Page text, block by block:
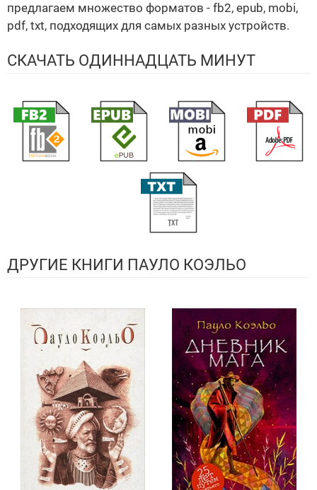
предлагаем множество форматов - fb2, epub, mobi,
pdf, txt, подходящих для самых разных устройств.
СКАЧАТЬ ОДИННАДЦАТЬ МИНУТ
ДРУГИЕ КНИГИ ПАУЛО КОЭЛЬО